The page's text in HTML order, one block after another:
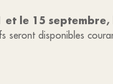
et le 15
seront disponibles